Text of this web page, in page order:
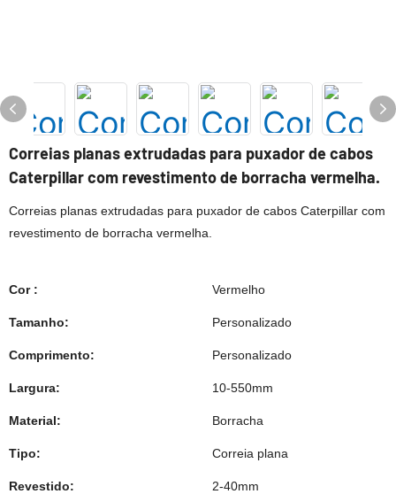
Correias planas extrudadas para puxador de cabos
Caterpillar com revestimento de borracha vermelha.
Correias planas extrudadas para puxador de cabos Caterpillar com
revestimento de borracha vermelha.
Cor : Vermelho
Tamanho: Personalizado
Comprimento: Personalizado
Largura: 10-550mm
Material: Borracha
Tipo: Correia plana
Revestido: 2-40mm